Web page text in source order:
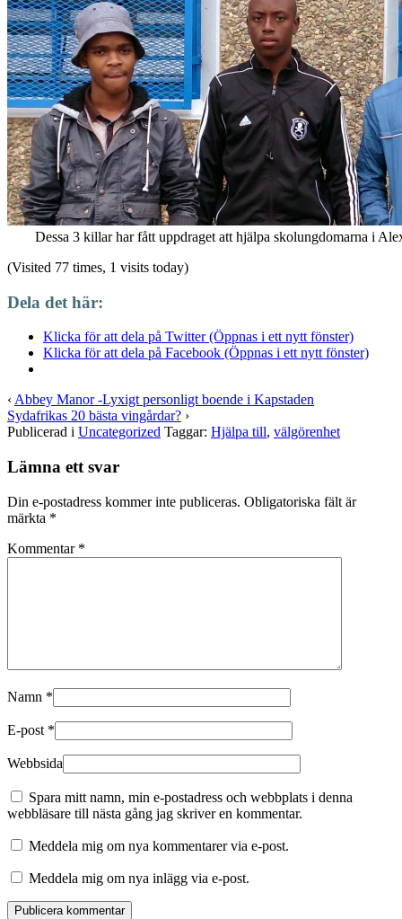
Dessa 3 killar har fått uppdraget att hjälpa skolungdomarna i
(Visited 77 times, 1 visits today)
Dela det här:
Klicka för att dela på Twitter (Öppnas i ett nytt fönster)
Klicka för att dela på Facebook (Öppnas i ett nytt fönster)
‹ Abbey Manor -Lyxigt personligt boende i Kapstaden
Sydafrikas 20 bästa vingårdar? ›
Publicerad i Uncategorized Taggar: Hjälpa till, välgörenhet
Lämna ett svar
Din e-postadress kommer inte publiceras. Obligatoriska fält är
märkta *
Kommentar *
Namn *
E-post *
Webbsida
Spara mitt namn, min e-postadress och webbplats i denna
webbläsare till nästa gång jag skriver en kommentar.
Meddela mig om nya kommentarer via e-post.
Meddela mig om nya inlägg via e-post.